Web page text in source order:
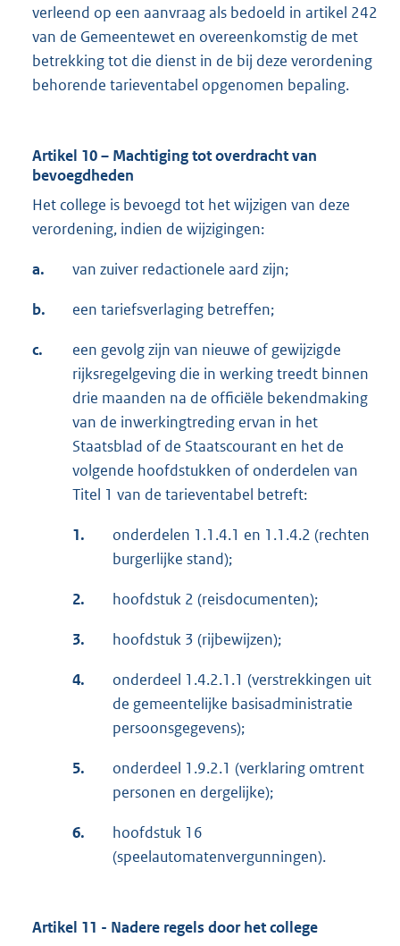
verleend op een aanvraag als bedoeld in artikel 242
van de Gemeentewet en overeenkomstig de met
betrekking tot die dienst in de bij deze verordening
behorende tarieventabel opgenomen bepaling.
Artikel 10 – Machtiging tot overdracht van
bevoegdheden
Het college is bevoegd tot het wijzigen van deze
verordening, indien de wijzigingen:
a. van zuiver redactionele aard zijn;
b. een tariefsverlaging betreffen;
c.
een gevolg zijn van nieuwe of gewijzigde
rijksregelgeving die in werking treedt binnen
drie maanden na de officiële bekendmaking
van de inwerkingtreding ervan in het
Staatsblad of de Staatscourant en het de
volgende hoofdstukken of onderdelen van
Titel 1 van de tarieventabel betreft:
1.
onderdelen 1.1.4.1 en 1.1.4.2 (rechten
burgerlijke stand);
2. hoofdstuk 2 (reisdocumenten);
3. hoofdstuk 3 (rijbewijzen);
4.
onderdeel 1.4.2.1.1 (verstrekkingen uit
de gemeentelijke basisadministratie
persoonsgegevens);
5.
onderdeel 1.9.2.1 (verklaring omtrent
personen en dergelijke);
6.
hoofdstuk 16
(speelautomatenvergunningen).
Artikel 11 - Nadere regels door het college